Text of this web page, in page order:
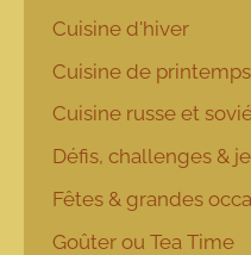
Cuisine d'hiver
Cuisine de printemps
Cuisine russe et
Défis, challenges &
Fêtes & grandes
Goûter ou Tea Time